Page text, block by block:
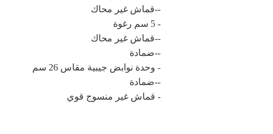
--قماش غير محاك
- 5 سم رغوة
--قماش غير محاك
--ضمادة
- وحدة نوابض جيبية مقاس 26 سم
--ضمادة
- قماش غير منسوج قوي